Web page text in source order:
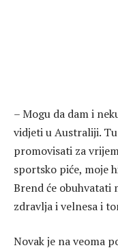
– Mogu da dam i
vidjeti u Australiji.
promovisati za
sportsko piće, moje
Brend će obuhvatati
zdravlja i velnesa i
Novak je na veoma